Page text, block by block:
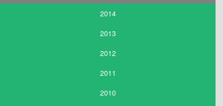
2014
2013
2012
2011
2010